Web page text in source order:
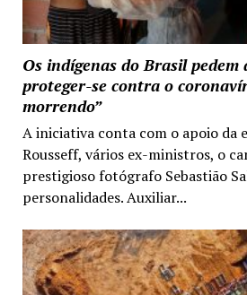
Os indígenas do Brasil
proteger-se contra o
morrendo”
A iniciativa conta com o apoio da
Rousseff, vários ex-ministros, o
prestigioso fotógrafo Sebastião
personalidades. Auxiliar...